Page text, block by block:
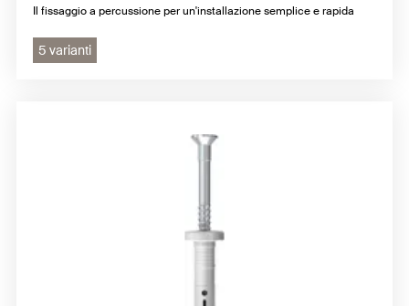
Il fissaggio a percussione per un'installazione semplice e rapida
5 varianti